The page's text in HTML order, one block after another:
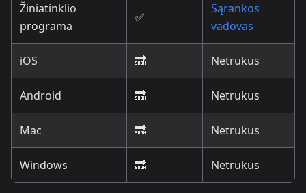
Žiniatinklio
programa
✅
Sąrankos
vadovas
iOS 🔜 Netrukus
Android 🔜 Netrukus
Mac 🔜 Netrukus
Windows 🔜 Netrukus